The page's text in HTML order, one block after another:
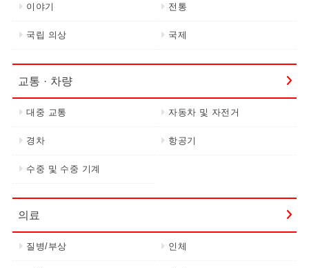
이야기 전통
국립 의상 국제
교통 · 차량
대중 교통 자동차 및 자전거
경차 항공기
수중 및 수중 기계
의료
질병/부상 인체